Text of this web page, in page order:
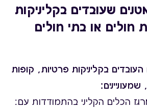
שעובדים בקליניקות
חולים או בתי חולים
העובדים בקליניקות פרטיות, קופות
הכלים הקליני בהתמודדות עם: